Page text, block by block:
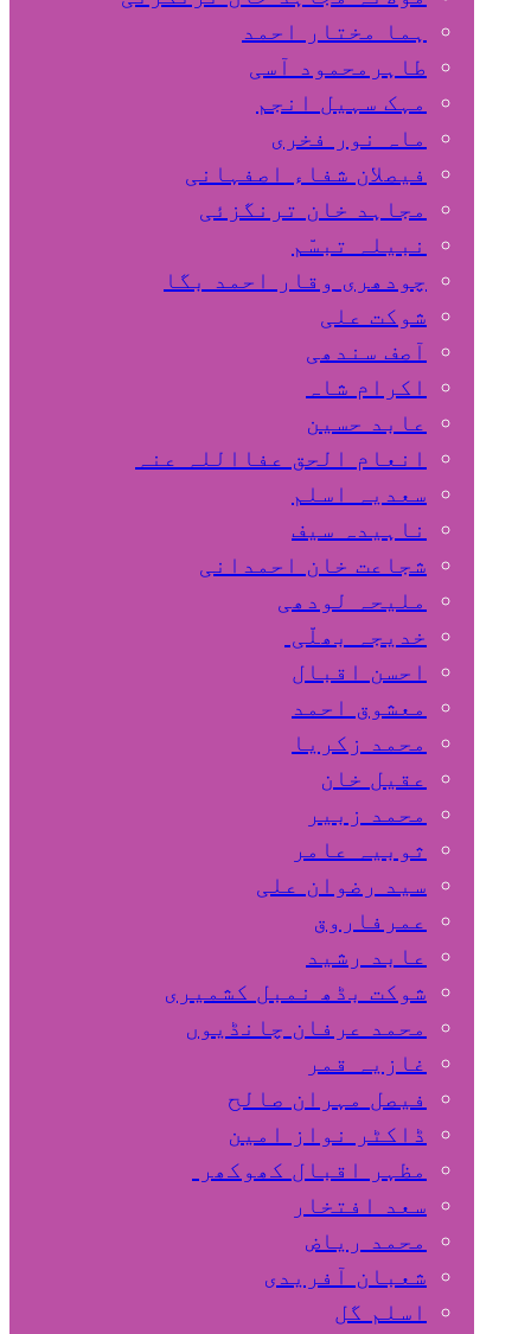
ہما مختار احمد
طاہرمحمود آسی
مہک سہیل انجم
ماہ نور فخری
فیصلان شفاء اصفہانی
مجاہد خان ترنگزئی
نبیلہ تبسّم
چودھری وقار احمد بگا
شوکت علی
آصف سندھی
اکرام شاہ
عابد حسین
انعام الحق عفااللہ عنہ
سعدیہ اسلم
ناہیدہ سیف
شجاعت خان احمدانی
ملیحہ لودھی
خدیجہ بھلّی
احسن اقبال
معشوق احمد
محمد زکریا
عقیل خان
محمد زبیر
ثوبیہ عامر
سید رضوان علی
عمرفاروق
عابد رشید
شوکت بڈھ نمبل کشمیری
محمد عرفان چانڈیوں
غازیہ قمر
فیصل مہران صالح
ڈاکٹر نواز امین
مظہر اقبال کھوکھر
سعد افتخار
محمد ریاض
شعبان آفریدی
اسلم گل